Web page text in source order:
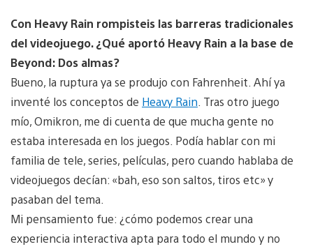
Con Heavy Rain rompisteis las barreras tradicionales
del videojuego. ¿Qué aportó Heavy Rain a la base de
Beyond: Dos almas?
Bueno, la ruptura ya se produjo con Fahrenheit. Ahí ya
inventé los conceptos de Heavy Rain . Tras otro juego
mío, Omikron, me di cuenta de que mucha gente no
estaba interesada en los juegos. Podía hablar con mi
familia de tele, series, películas, pero cuando hablaba de
videojuegos decían: «bah, eso son saltos, tiros etc» y
pasaban del tema.
Mi pensamiento fue: ¿cómo podemos crear una
experiencia interactiva apta para todo el mundo y no